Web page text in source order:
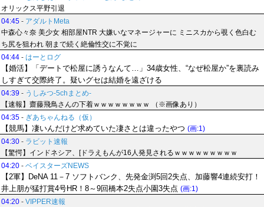
オリックス平野引退
04:45 - アダルトMeta
中森心々奈 美少女 相部屋NTR 大嫌いなマネージャーに ミニスカから覗く色白む
ち尻を狙われ 朝まで続く絶倫性交に不覚に
04:44 - はーとログ
【婚活】「デートで松屋に誘うなんて…」34歳女性、“なぜ松屋か”を裏読み
しすぎて交際終了。疑いグセは結婚を遠ざける
04:39 - うしみつ-5chまとめ-
【速報】齋藤飛鳥さんの下着ｗｗｗｗｗｗｗｗ （※画像あり）
04:35 - ぎあちゃんねる（仮）
【競馬】凄いんだけど求めていた凄さとは違ったやつ (画:1)
04:30 - ラビット速報
【驚愕】インドネシア、[ドラえもんが16人発見されるｗｗｗｗｗｗｗｗｗ
04:20 - ベイスターズNEWS
【2軍】DeNA 11－7 ソフトバンク、先発金渕5回2失点、加藤響4連続安打！
井上朋が猛打賞4号HR！8～9回橋本2失点小園3失点 (画:1)
04:20 - VIPPER速報